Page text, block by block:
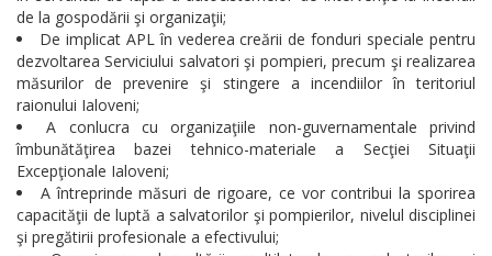
de la gospodării şi organizaţii;
De implicat APL în vederea creării de fonduri speciale pentru
dezvoltarea Serviciului salvatori şi pompieri, precum şi realizarea
măsurilor de prevenire şi stingere a incendiilor în teritoriul
raionului Ialoveni;
A conlucra cu organizaţiile non-guvernamentale privind
îmbunătăţirea bazei tehnico-materiale a Secţiei Situaţii
Excepţionale Ialoveni;
A întreprinde măsuri de rigoare, ce vor contribui la sporirea
capacităţii de luptă a salvatorilor şi pompierilor, nivelul disciplinei
şi pregătirii profesionale a efectivului;